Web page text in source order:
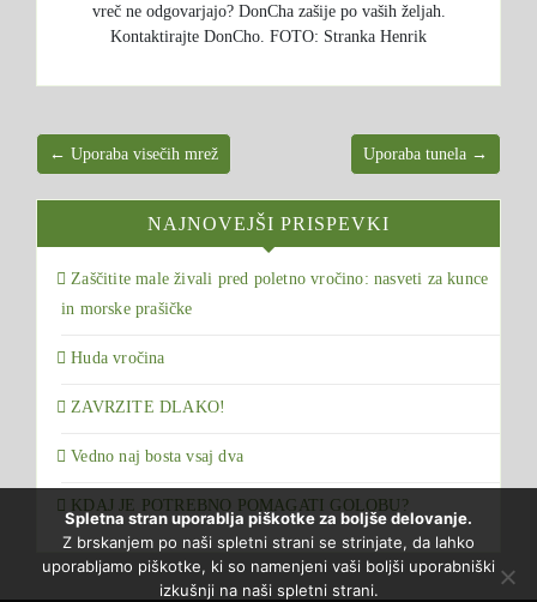
vreč ne odgovarjajo? DonCha zašije po vaših željah.
Kontaktirajte DonCho. FOTO: Stranka Henrik
← Uporaba visečih mrež Uporaba tunela →
NAJNOVEJŠI PRISPEVKI
Zaščitite male živali pred poletno vročino: nasveti za kunce
in morske prašičke
Huda vročina
ZAVRZITE DLAKO!
Vedno naj bosta vsaj dva
KDAJ JE POTREBNO POMAGATI GOLOBU?
Spletna stran uporablja piškotke za boljše delovanje.
Z brskanjem po naši spletni strani se strinjate, da lahko
uporabljamo piškotke, ki so namenjeni vaši boljši uporabniški
izkušnji na naši spletni strani.